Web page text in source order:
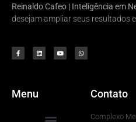
Reinaldo Cafeo | Inteligência em
desejam ampliar seus resultados
Menu Contato
Complexo